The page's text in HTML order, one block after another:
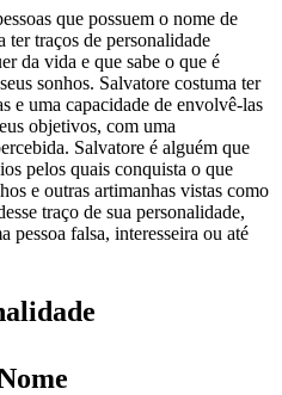
que possuem o nome de
ter traços de personalidade
da vida e que sabe o que é
sonhos. Salvatore costuma ter
e uma capacidade de envolvê-las
objetivos, com uma
Salvatore é alguém que
pelos quais conquista o que
e outras artimanhas vistas como
traço de sua personalidade,
pessoa falsa, interesseira ou até